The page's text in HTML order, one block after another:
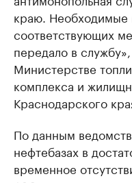
краю. Необходимые
соответствующих
передало в
Министерстве
комплекса и
Краснодарского
По данным
нефтебазах в
временное